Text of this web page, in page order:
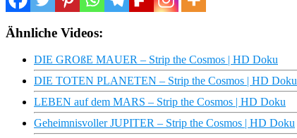
Ähnliche Videos:
DIE GROßE MAUER – Strip the Cosmos | HD Doku
DIE TOTEN PLANETEN – Strip the Cosmos | HD Doku
LEBEN auf dem MARS – Strip the Cosmos | HD Doku
Geheimnisvoller JUPITER – Strip the Cosmos | HD Doku